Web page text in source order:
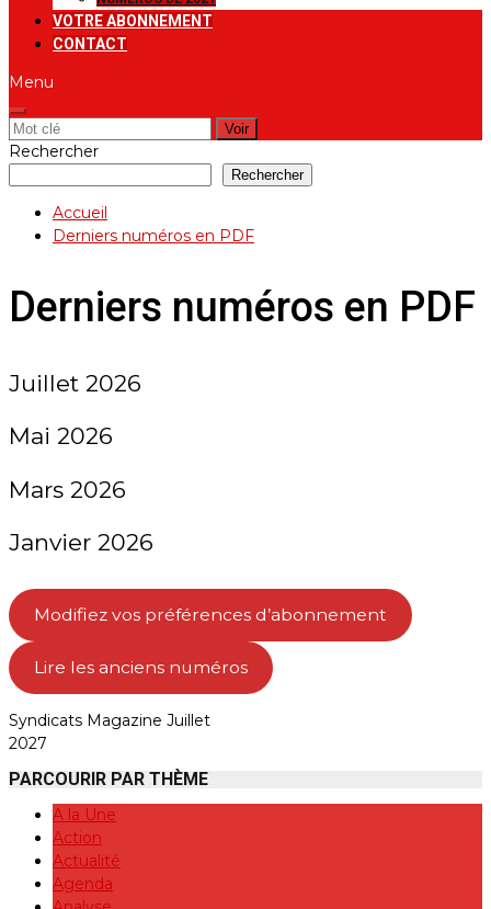
VOTRE ABONNEMENT
CONTACT
Menu
Rechercher:
Rechercher
Rechercher
Accueil
Derniers numéros en PDF
Derniers numéros en PDF
Juillet 2026
Mai 2026
Mars 2026
Janvier 2026
Modifiez vos préférences d’abonnement
Lire les anciens numéros
Syndicats Magazine Juillet
2027
PARCOURIR PAR THÈME
A la Une
Action
Actualité
Agenda